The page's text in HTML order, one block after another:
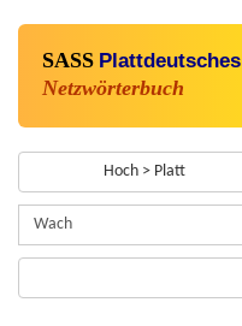
SASS Plattdeutsches
Netzwörterbuch
Hoch > Platt